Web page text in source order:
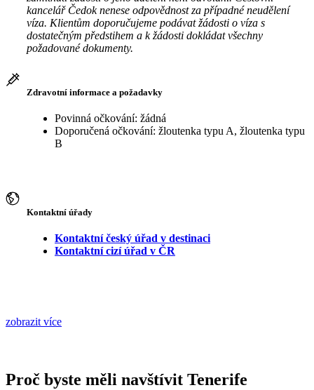
kancelář Čedok nenese odpovědnost za případné neudělení
víza. Klientům doporučujeme podávat žádosti o víza s
dostatečným předstihem a k žádosti dokládat všechny
požadované dokumenty.
Zdravotní informace a požadavky
Povinná očkování: žádná
Doporučená očkování: žloutenka typu A, žloutenka typu
B
Kontaktní úřady
Kontaktní český úřad v destinaci
Kontaktní cizí úřad v ČR
zobrazit více
Proč byste měli navštívit Tenerife